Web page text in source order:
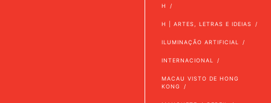
H
H | ARTES, LETRAS E IDEIAS
ILUMINAÇÃO ARTIFICIAL
INTERNACIONAL
MACAU VISTO DE HONG
KONG